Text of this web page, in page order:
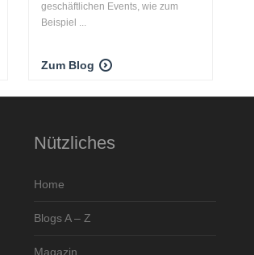
geschäftlichen Events, wie zum
Beispiel ...
Zum Blog
Nützliches
Home
Blogs A – Z
Magazin